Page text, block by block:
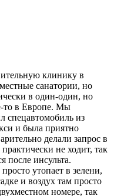
клинику в
санатории, но
в один-один, но
то в Европе. Мы
спецавтомобиль из
и была приятно
делали запрос в
не ходит, так
после инсульта.
утопает в зелени,
и воздух там просто
номере, так